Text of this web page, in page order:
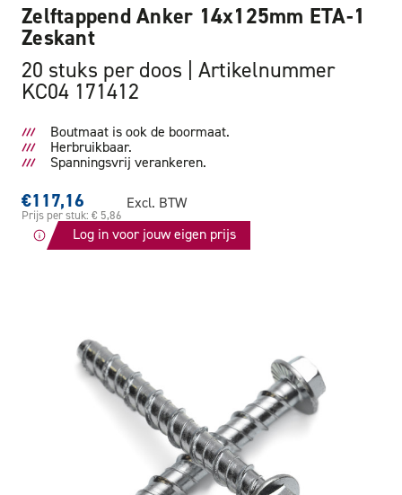
Zelftappend Anker 14x125mm ETA-1
Zeskant
20 stuks per doos
Artikelnummer
KC04 171412
Boutmaat is ook de boormaat.
Herbruikbaar.
Spanningsvrij verankeren.
€117,16
Prijs per stuk: € 5,86
Excl. BTW
Log in voor jouw eigen prijs